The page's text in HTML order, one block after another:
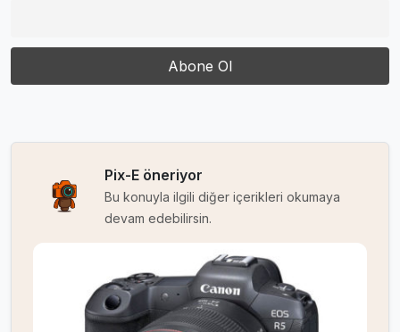
Pix-E öneriyor
Bu konuyla ilgili diğer içerikleri okumaya
devam edebilirsin.